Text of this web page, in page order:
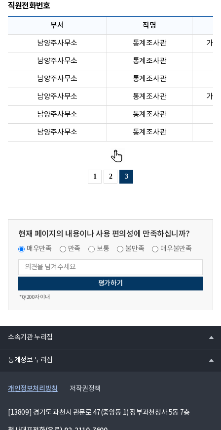
직원전화번호
부서 직명
남양주사무소 통계조사관 가
남양주사무소 통계조사관
남양주사무소 통계조사관
남양주사무소 통계조사관 가
남양주사무소 통계조사관
남양주사무소 통계조사관
1 2 3
현재 페이지의 내용이나 사용 편의성에 만족하십니까?
매우만족 만족 보통 불만족 매우불만족
*0/200자 이내
개인정보처리방침 저작권정책
[13809] 경기도 과천시 관문로 47(중앙동 1) 정부과천청사 5동 7층
소속기관 누리집
통계정보 누리집